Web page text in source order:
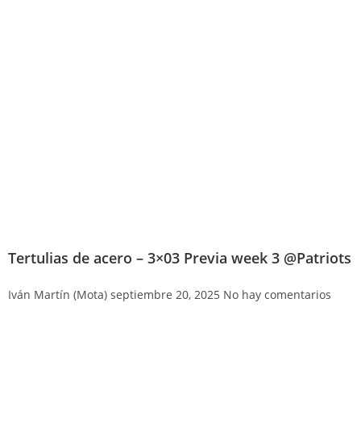
Tertulias de acero – 3×03 Previa week 3 @Patriots
Iván Martín (Mota) septiembre 20, 2025 No hay comentarios